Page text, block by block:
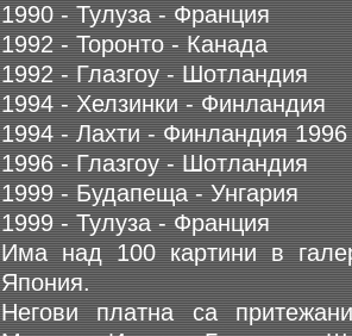
1990 - Тулуза - Франция
1992 - Торонто - Канада
1992 - Глазгоу - Шотландия
1994 - Хелзинки - Финландия
1994 - Лахти - Финландия
1996 - Глазгоу - Шотландия
1999 - Будапеща - Унгария
1999 - Тулуза - Франция
Има над 100 картини в
Япония.
Негови платна са